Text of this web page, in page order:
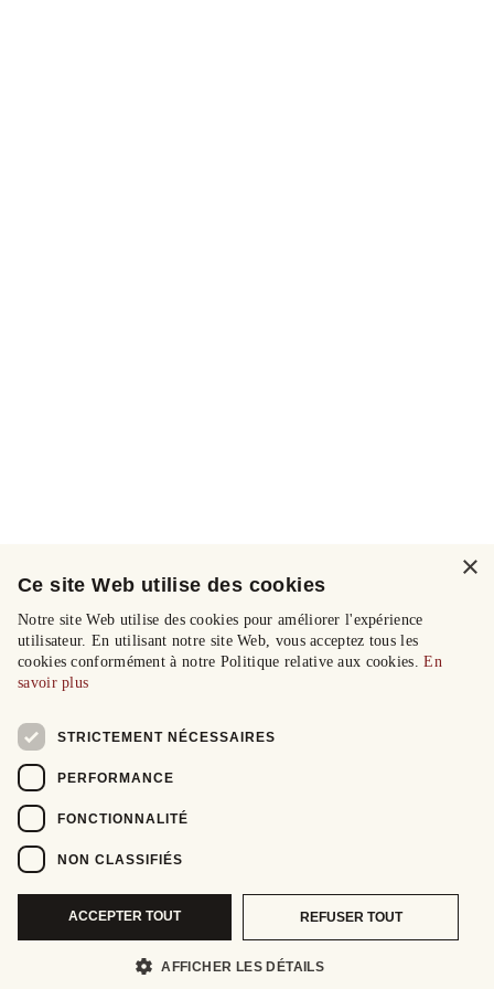
×
Ce site Web utilise des cookies
Notre site Web utilise des cookies pour améliorer l'expérience
utilisateur. En utilisant notre site Web, vous acceptez tous les
cookies conformément à notre Politique relative aux cookies.En
savoir plus
STRICTEMENT NÉCESSAIRES
PERFORMANCE
FONCTIONNALITÉ
NON CLASSIFIÉS
ACCEPTER TOUT REFUSER TOUT
AFFICHER LES DÉTAILS